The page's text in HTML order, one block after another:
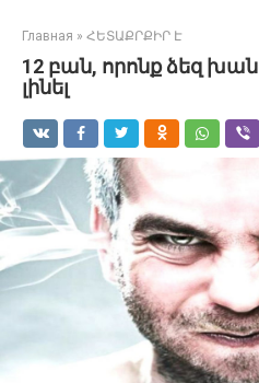
Главная » ՀԵՏԱՔՐՔԻՐ Է
12 բան, որոնք ձեզ
լինել